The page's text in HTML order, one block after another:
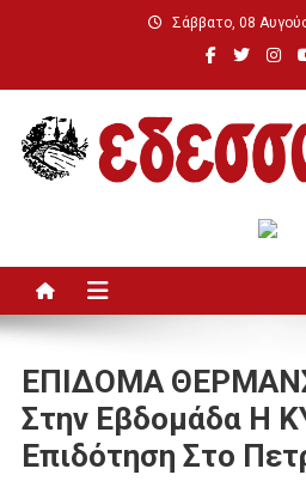
Σάββατο, 08
ΕΠΙΔΟΜΑ
Στην Εβδομάδα Η
Επιδότηση Στο